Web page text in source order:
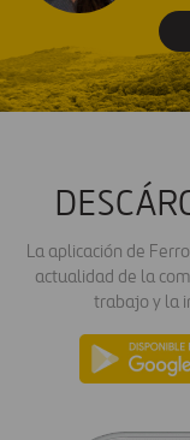
La aplicación de
actualidad de la
trabajo y la